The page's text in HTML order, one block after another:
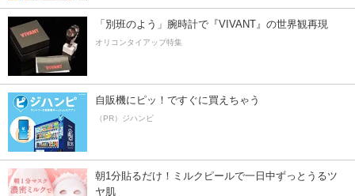
「別班のよう」腕時計で『VIVANT』の世界観再現
オリコンタイアップ特集
自販機にピッ！ですぐに買えちゃう
（PR）ジハンピ
朝1分貼るだけ！ミルクピールで一日中ずっとうるツ
ヤ肌